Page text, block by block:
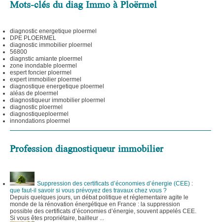
Mots-clés du diag Immo à Ploërmel
diagnostic energetique ploermel
DPE PLOERMEL
diagnostic immobilier ploermel
56800
diagnstic amiante ploermel
zone inondable ploermel
espert foncier ploermel
expert immobilier ploermel
diagnostique energetique ploermel
aléas de ploermel
diagnostiqueur immobilier ploermel
diagnostic ploermel
diagnostiqueploermel
innondations ploermel
Profession diagnostiqueur immobilier
Suppression des certificats d’économies d’énergie (CEE) :
que faut-il savoir si vous prévoyez des travaux chez vous ?
Depuis quelques jours, un débat politique et réglementaire agite le
monde de la rénovation énergétique en France : la suppression
possible des certificats d’économies d’énergie, souvent appelés CEE.
Si vous êtes propriétaire, bailleur ...